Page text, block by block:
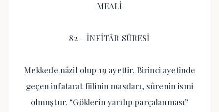
MEALİ
82 – İNFİTÂR SÛRESİ
Mekkede nâzil olup 19 ayettir. Birinci ayetinde
geçen infatarat fiilinin masdarı, sûrenin ismi
olmuştur. “Göklerin yarılıp parçalanması”